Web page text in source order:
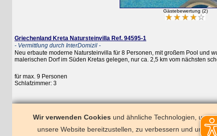
Gästebewertung (2)
Griechenland Kreta Natursteinvilla Ref. 94595-1
- Vermittlung durch InterDomizil -
Neu erbaute moderne Natursteinvilla für 8 Personen, mit großem Pool und
malerischen Dorf im Süden Kretas gelegen, nur ca. 2,5 km vom nächsten
für max. 9 Personen
Schlafzimmer: 3
Wir verwenden Cookies und ähnliche Technologien, um
unsere Website bereitzustellen, zu verbessern und um